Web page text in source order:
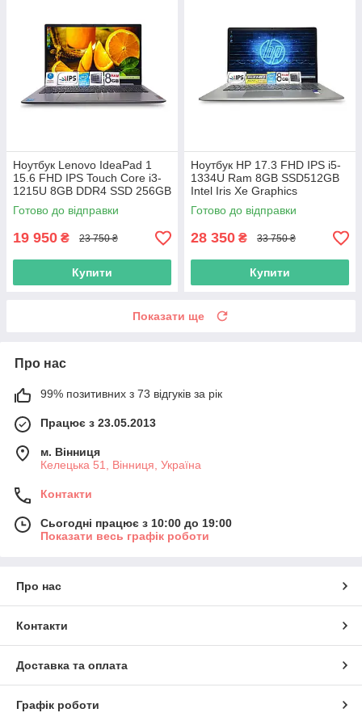
Ноутбук Lenovo IdeaPad 1
15.6 FHD IPS Touch Core i3-
1215U 8GB DDR4 SSD 256GB
Intel UHD Graphics
Готово до відправки
19 950 ₴ 23 750 ₴
Купити
Ноутбук HP 17.3 FHD IPS i5-
1334U Ram 8GB SSD512GB
Intel Iris Xe Graphics
Готово до відправки
28 350 ₴ 33 750 ₴
Купити
Показати ще
Про нас
99% позитивних з 73 відгуків за рік
Працює з 23.05.2013
м. Вінниця
Келецька 51, Вінниця, Україна
Контакти
Сьогодні працює з 10:00 до 19:00
Показати весь графік роботи
Про нас
Контакти
Доставка та оплата
Графік роботи